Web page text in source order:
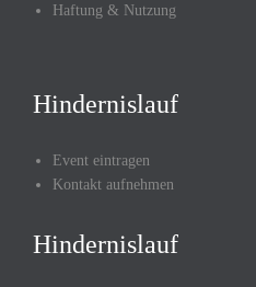
Haftung & Nutzung
Hindernislauf
Event eintragen
Kontakt aufnehmen
Hindernislauf